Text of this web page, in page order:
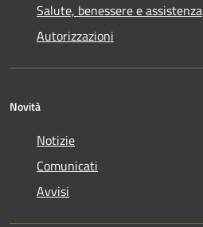
Salute, benessere e assistenza
Autorizzazioni
Novità
Notizie
Comunicati
Avvisi